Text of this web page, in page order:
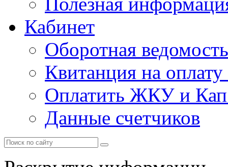
Кабинет
Оборотная ведомость
Квитанция на
Оплатить ЖКУ и
Данные счетчиков